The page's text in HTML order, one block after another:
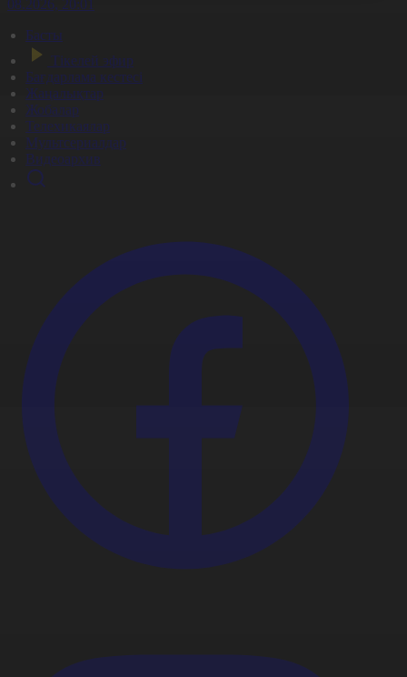
20:01
Басты
Тікелей эфир
Бағдарлама кестесі
Жаңалықтар
Жобалар
Телехикаялар
Мультсериалдар
Видеоархив